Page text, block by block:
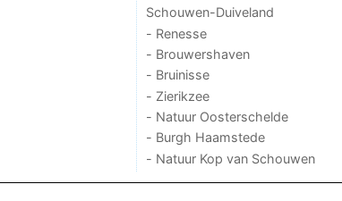
Schouwen-Duiveland
- Renesse
- Brouwershaven
- Bruinisse
- Zierikzee
- Natuur Oosterschelde
- Burgh Haamstede
- Natuur Kop van Schouwen